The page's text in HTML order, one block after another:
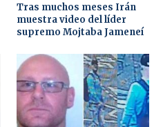
Tras muchos meses Irán
muestra video del líder
supremo Mojtaba Jameneí